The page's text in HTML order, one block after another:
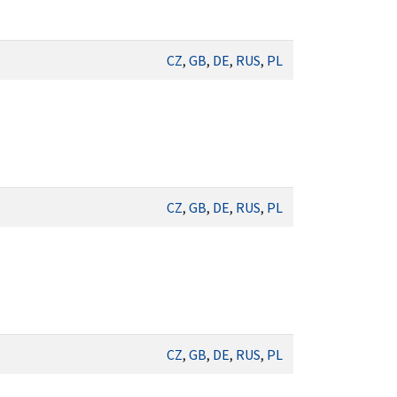
CZ, GB, DE, RUS, PL
CZ, GB, DE, RUS, PL
CZ, GB, DE, RUS, PL